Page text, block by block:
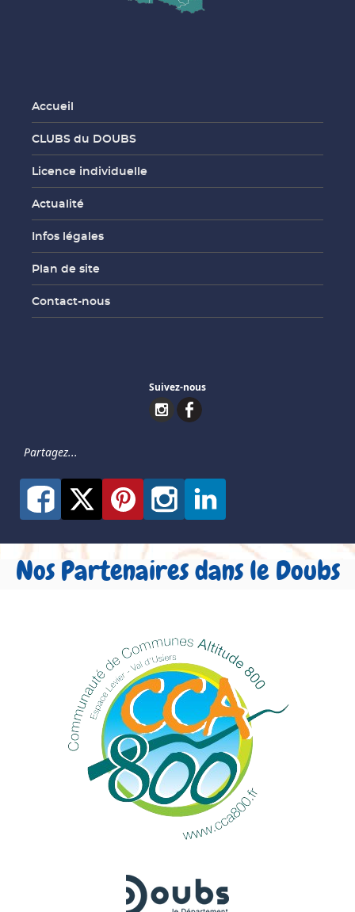
Accueil
CLUBS du DOUBS
Licence individuelle
Actualité
Infos légales
Plan de site
Contact-nous
Suivez-nous
Partagez...
Nos Partenaires dans le Doubs